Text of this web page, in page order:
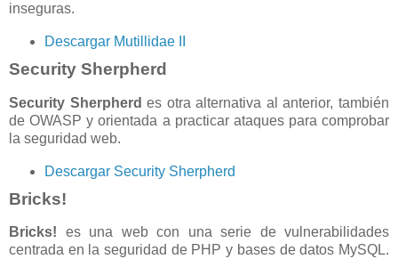
inseguras.
Descargar Mutillidae II
Security Sherpherd
Security Sherpherd es otra alternativa al anterior, también
de OWASP y orientada a practicar ataques para comprobar
la seguridad web.
Descargar Security Sherpherd
Bricks!
Bricks! es una web con una serie de vulnerabilidades
centrada en la seguridad de PHP y bases de datos MySQL.